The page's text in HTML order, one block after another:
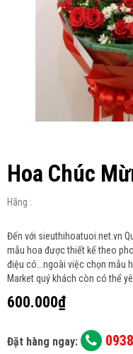
Hoa Chúc
Hãng :
Đến với sieuthihoatuoi.net.vn
mẫu hoa được thiết kế theo
điệu có...ngoài việc chọn mẫu
Market quý khách còn có thể
600.000₫
Đặt hàng ngay: